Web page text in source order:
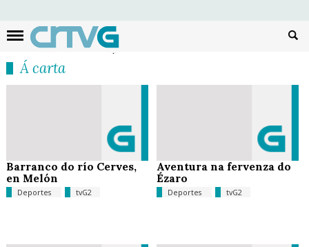
Á carta
Barranco do río Cerves,
en Melón
Deportes tvG2
Aventura na fervenza do
Ézaro
Deportes tvG2